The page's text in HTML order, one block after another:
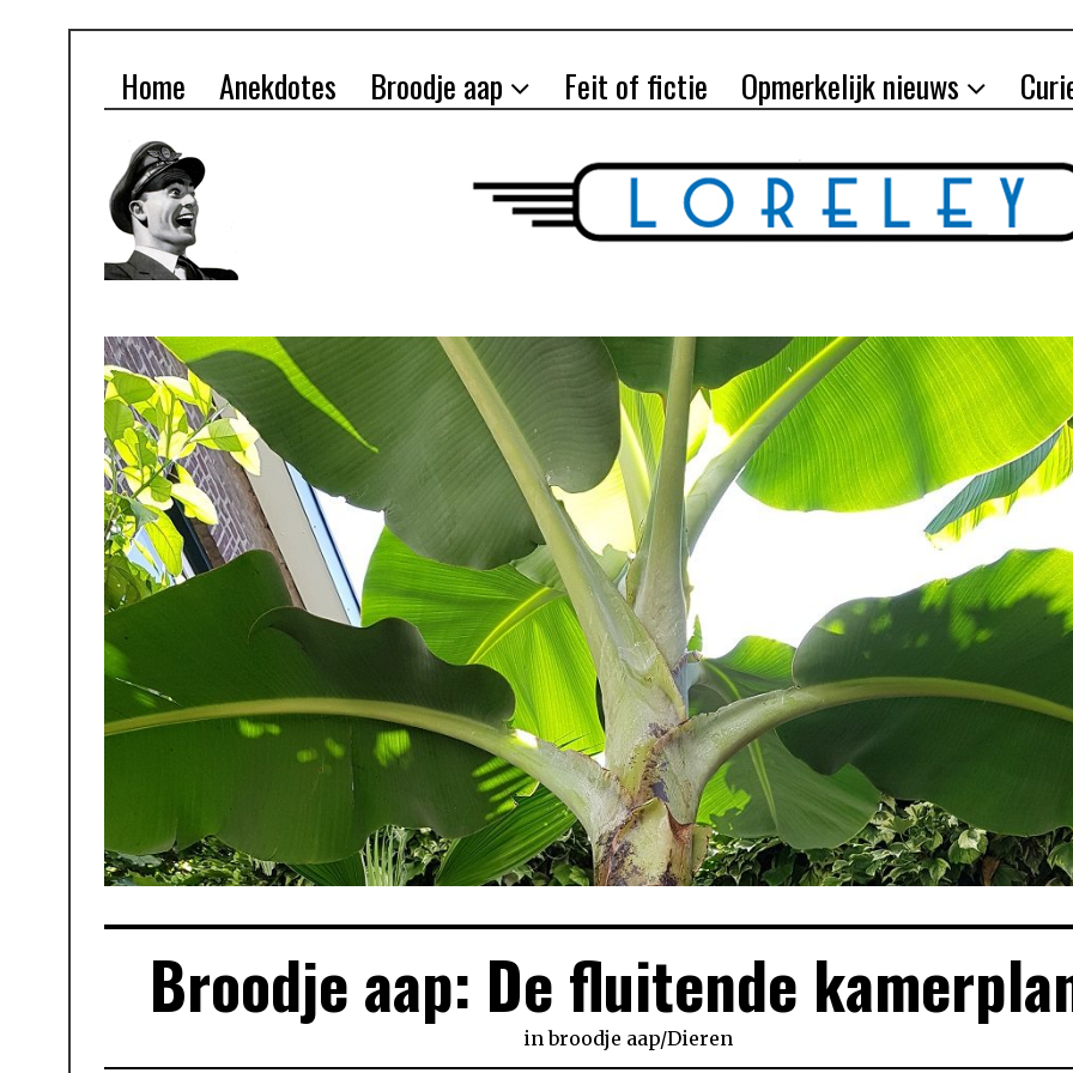
Home Anekdotes Broodje aap Feit of fictie Opmerkelijk nieuws
Broodje aap: De fluitende
in broodje aap/Dieren